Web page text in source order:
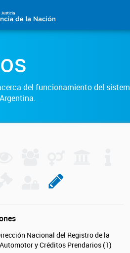
del funcionamiento del
Nacional del Registro de la
y Créditos Prendarios (1)